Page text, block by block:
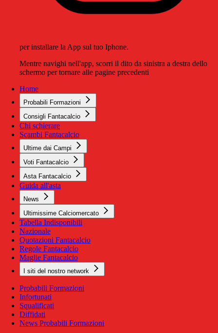
per installare la App sul tuo Iphone.
Mentre navighi nell'app, scorri il dito da sinistra a destra dello
schermo per tornare alle pagine precedenti
Home
Probabili Formazioni
Consigli Fantacalcio
Chi schierare
Scambi Fantacalcio
Ultime dai Campi
Voti Fantacalcio
Asta Fantacalcio
Guida all'asta
News
Ultimissime Calciomercato
Tabella Indisponibili
Nazionale
Quotazioni Fantacalcio
Regole Fantacalcio
Maglie Fantacalcio
I siti del nostro network
Probabili Formazioni
Infortunati
Squalificati
Diffidati
News Probabili Formazioni